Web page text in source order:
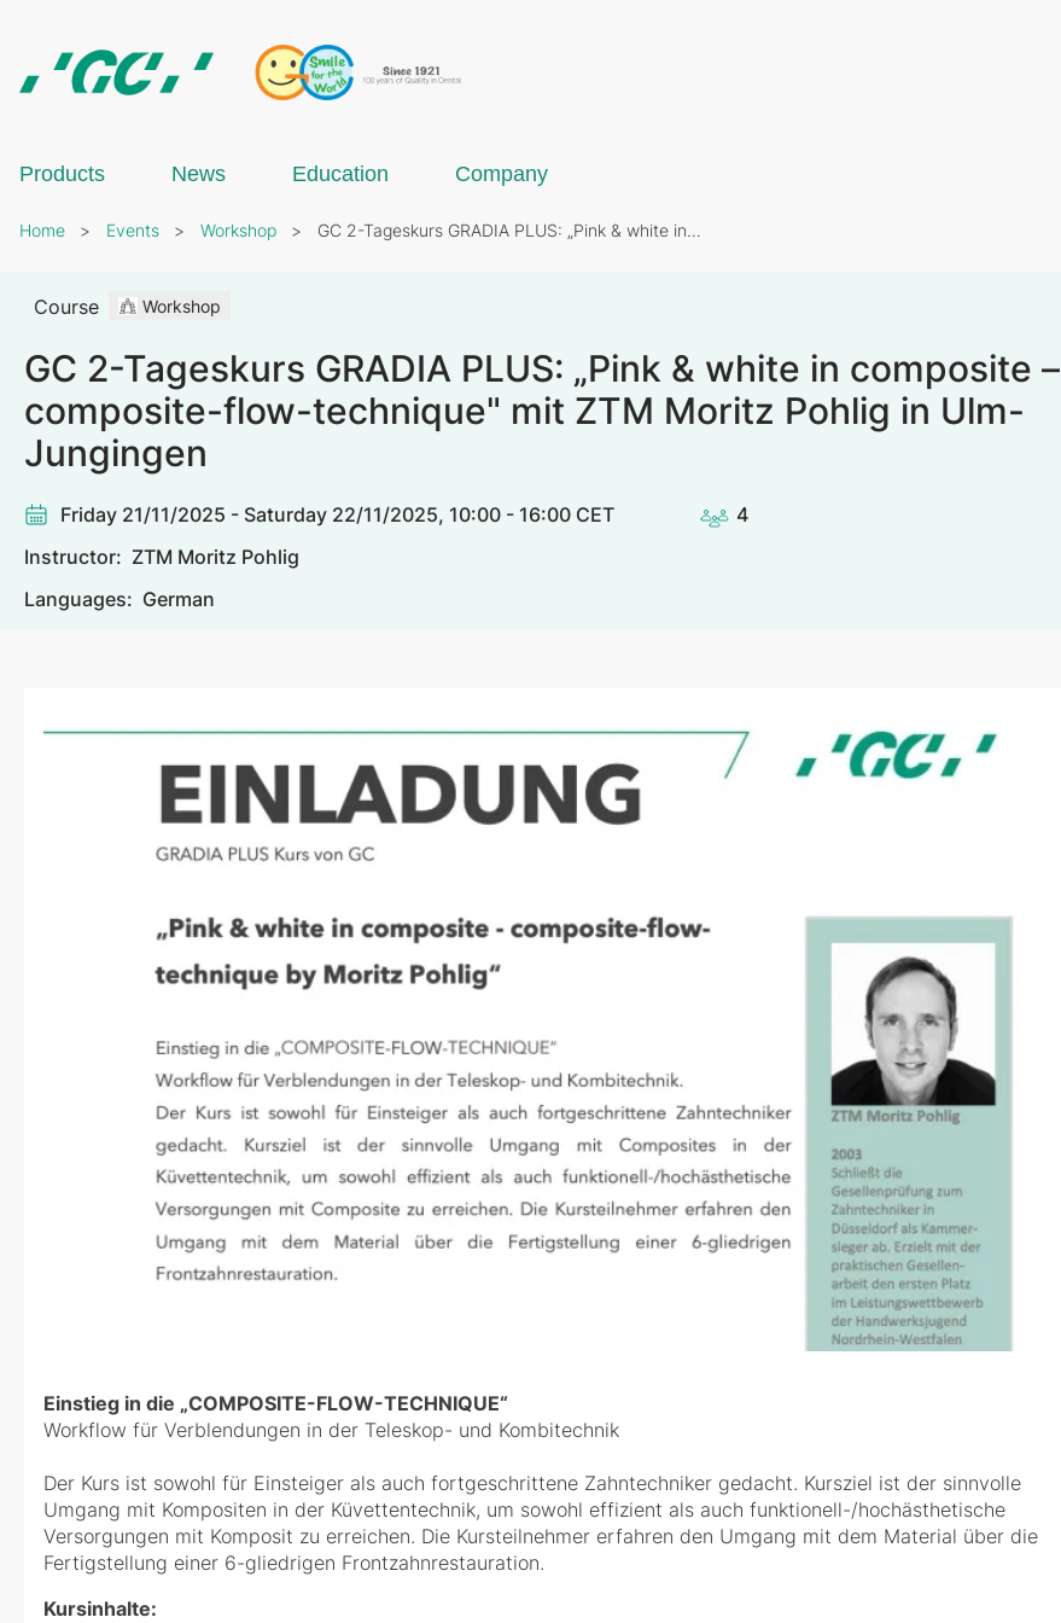
content
N.V.
Products News Education Company
Breadcrumb
Home Events Workshop GC 2-Tageskurs GRADIA PLUS: „Pink & white in…
Workshop
Course
GC 2-Tageskurs GRADIA PLUS: „Pink & white in composite –
composite-flow-technique" mit ZTM Moritz Pohlig in Ulm-
Jungingen
Friday 21/11/2025 - Saturday 22/11/2025, 10:00 - 16:00 CET 4
Instructor: ZTM Moritz Pohlig
Languages: German
Einstieg in die „COMPOSITE-FLOW-TECHNIQUE“
Workflow für Verblendungen in der Teleskop- und Kombitechnik
Der Kurs ist sowohl für Einsteiger als auch fortgeschrittene Zahntechniker gedacht. Kursziel ist der sinnvolle
Umgang mit Kompositen in der Küvettentechnik, um sowohl effizient als auch funktionell-/hochästhetische
Versorgungen mit Komposit zu erreichen. Die Kursteilnehmer erfahren den Umgang mit dem Material über die
Fertigstellung einer 6-gliedrigen Frontzahnrestauration.
Kursinhalte: